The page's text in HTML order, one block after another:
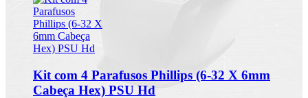
Kit com 4 Parafusos Phillips (6-32 X 6mm
Cabeça Hex) PSU Hd